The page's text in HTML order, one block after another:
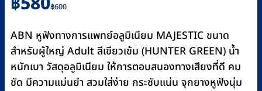
฿600
price
was:
฿600.
price
is:
฿580.
ABN หูฟังทางการแพทย์อลูมิเนียม MAJESTIC ขนาด
สำหรับผู้ใหญ่ Adult สีเขียวเข้ม (HUNTER GREEN) น้ำ
หนักเบา วัสดุอลูมิเนียม ให้การตอบสนองทางเสียงที่ดี คม
ชัด มีความแม่นยำ สวมใส่ง่าย กระชับแน่น จุกยางหูฟังนุ่ม